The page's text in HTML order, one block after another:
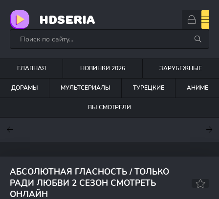
HDSERIA
ГЛАВНАЯ НОВИНКИ 2026 ЗАРУБЕЖНЫЕ
ДОРАМЫ МУЛЬТСЕРИАЛЫ ТУРЕЦКИЕ АНИМЕ
ВЫ СМОТРЕЛИ
АБСОЛЮТНАЯ ГЛАСНОСТЬ / ТОЛЬКО
РАДИ ЛЮБВИ 2 СЕЗОН СМОТРЕТЬ
ОНЛАЙН